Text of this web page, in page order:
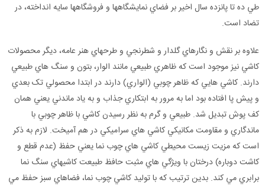
طي ده تا پانزده سال اخير بر فضاي نمايشگاهها و فروشگاهها سايه انداخته، در
تضاد است.
علاوه بر نقش و نگارهاي گلدار و شطرنجي و طرحهاي هنر عامه، ديگر محصولات
کاشي نيز موجود است که ظاهري طبيعي مانند الوار، بتون و سنگ هاي طبيعي
دارند. کاشي هايي که ظاهر چوبي (الواري) دارند در ابتدا محصولي تک بعدي
و پيش پا افتاده بود اما به مرور به ابتکاري جذاب و به ياد ماندني يعني همان
کف پوش تبديل شد. طبيعي و گرم به نظر رسيدن کاشي با ظاهر چوبي با
ماندگاري و مقاومت مکانيکي کاشي هاي سراميکي در هم آميخت. لازم به ذکر
است که مزيت زيست محيطي کاشي هاي چوب نما يعني حفظ (عدم قطع و
کاشت دوباره) درختان با ويژگي هاي مثبت حافظ طبيعت کاشيهاي سنگ نما
برابري مي کند. بدين ترتيب که با توليد کاشي چوب نما، فضاهاي سبز حفظ مي